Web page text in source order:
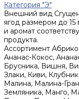
Категория "Э"
Внешний вид
ягод размером до 15
и аромат
продукта.
Ассортимент
Ананас-Кокос,
Брусника, Вишня,
Злаки, Киви,
Малина, Малина-
Земляника, Манго,